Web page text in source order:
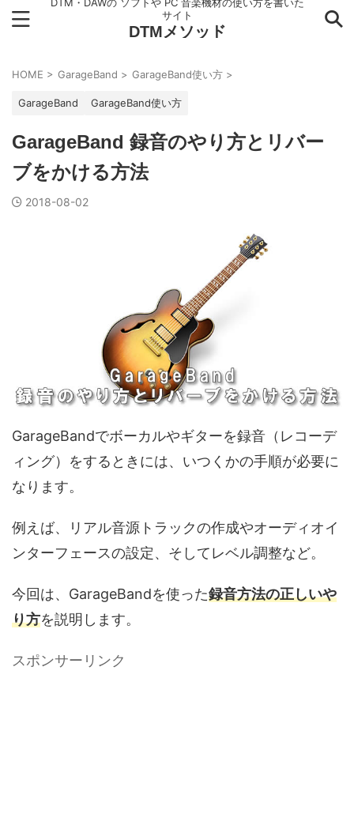
サイト
DTMメソッド
HOME > GarageBand > GarageBand使い方 >
GarageBand GarageBand使い方
GarageBand 録音のやり方とリバー
ブをかける方法
2018-08-02
GarageBandでボーカルやギターを録音（レコーデ
ィング）をするときには、いつくかの手順が必要に
なります。
例えば、リアル音源トラックの作成やオーディオイ
ンターフェースの設定、そしてレベル調整など。
今回は、GarageBandを使った録音方法の正しいや
り方を説明します。
スポンサーリンク